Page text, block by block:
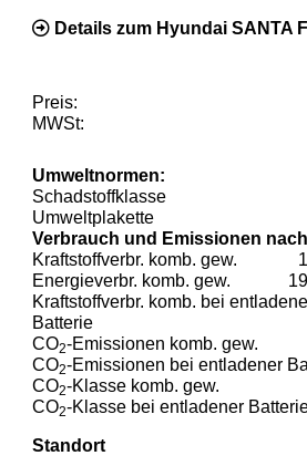
Details zum Hyundai SANTA
Preis:
MWSt:
Umweltnormen:
Schadstoffklasse
Umweltplakette
Verbrauch und Emissionen
Kraftstoffverbr. komb. gew.
Energieverbr. komb. gew.
Kraftstoffverbr. komb. bei
Batterie
CO2-Emissionen komb. gew.
CO2-Emissionen bei entladener
CO2-Klasse komb. gew.
CO2-Klasse bei entladener
Standort